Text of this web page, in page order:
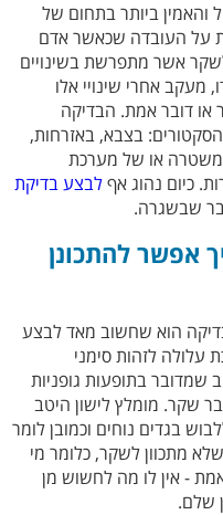
והאמין ביותר בתחום של
על העובדה שכאשר אדם
אשר מתפרשת בשינויים
מעקב אחרי שינויי אלו
דובר אמת. הבדיקה
בצבא, באזרחות,
או של מערכת
כיום נהוג אףלבצע בדיקת
שבשגרה.
אפשר להתכונן
הוא שחשוב מאד לבצע
עלולה לזהות סימני
בתופעות גופניות
שקר. מומלץ לישון היטב
בגדים נוחים וכמובן לומר
מתכוון לשקר, כלומר מי
- אין לו מה לחשוש מן
שלם.